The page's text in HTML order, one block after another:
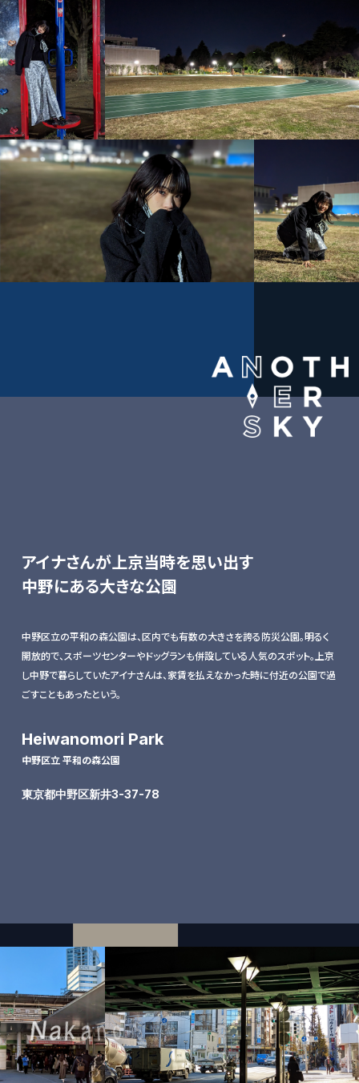
アイナさんが上京当時を思い出す
中野にある大きな公園
中野区立の平和の森公園は、区内でも有数の大きさを誇る防災公園。明るく
開放的で、スポーツセンターやドッグランも併設している人気のスポット。上京
し中野で暮らしていたアイナさんは、家賃を払えなかった時に付近の公園で過
ごすこともあったという。
Heiwanomori Park
中野区立 平和の森公園
東京都中野区新井3-37-78
NakanoSunMall